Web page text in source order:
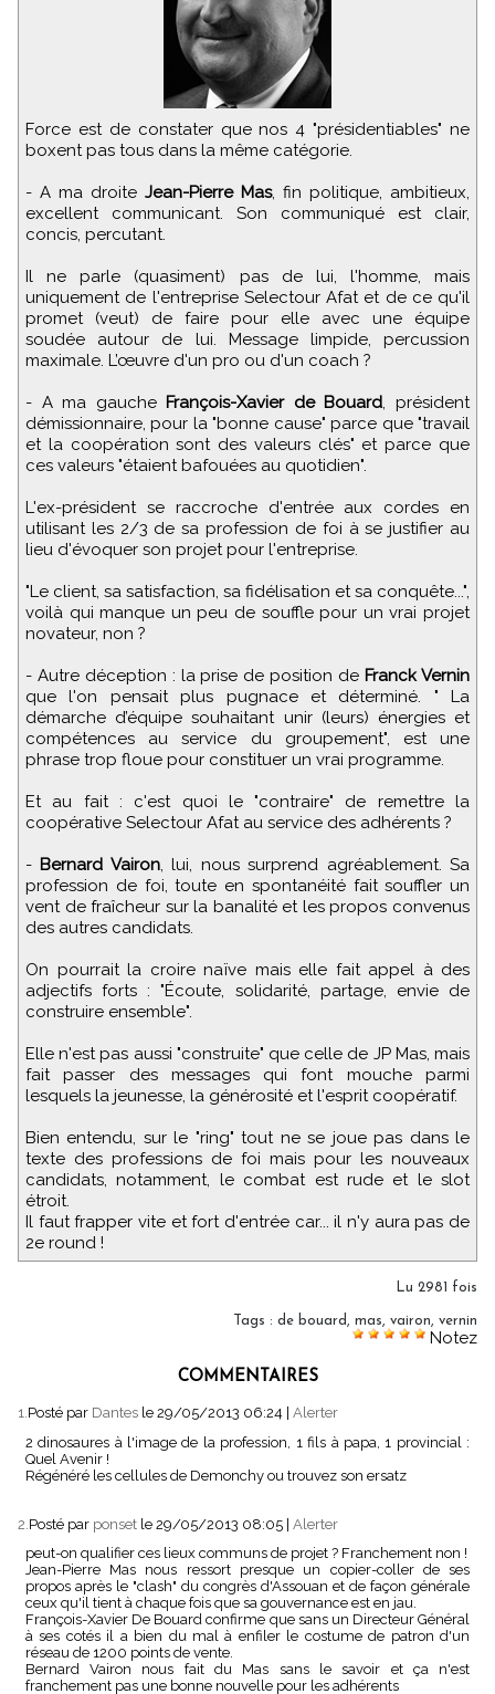
Force est de constater que nos 4 "présidentiables" ne
boxent pas tous dans la même catégorie.
- A ma droite Jean-Pierre Mas, fin politique, ambitieux,
excellent communicant. Son communiqué est clair,
concis, percutant.
Il ne parle (quasiment) pas de lui, l'homme, mais
uniquement de l'entreprise Selectour Afat et de ce qu'il
promet (veut) de faire pour elle avec une équipe
soudée autour de lui. Message limpide, percussion
maximale. L’œuvre d'un pro ou d'un coach ?
- A ma gaucheFrançois-Xavier de Bouard, président
démissionnaire, pour la "bonne cause" parce que "travail
et la coopération sont des valeurs clés" et parce que
ces valeurs "étaient bafouées au quotidien".
L'ex-président se raccroche d'entrée aux cordes en
utilisant les 2/3 de sa profession de foi à se justifier au
lieu d'évoquer son projet pour l'entreprise.
"Le client, sa satisfaction, sa fidélisation et sa conquête...",
voilà qui manque un peu de souffle pour un vrai projet
novateur, non ?
- Autre déception : la prise de position de Franck Vernin
que l'on pensait plus pugnace et déterminé. " La
démarche d’équipe souhaitant unir (leurs) énergies et
compétences au service du groupement", est une
phrase trop floue pour constituer un vrai programme.
Et au fait : c'est quoi le "contraire" de remettre la
coopérative Selectour Afat au service des adhérents ?
- Bernard Vairon, lui, nous surprend agréablement. Sa
profession de foi, toute en spontanéité fait souffler un
vent de fraîcheur sur la banalité et les propos convenus
des autres candidats.
On pourrait la croire naïve mais elle fait appel à des
adjectifs forts : "Écoute, solidarité, partage, envie de
construire ensemble".
Elle n'est pas aussi "construite" que celle de JP Mas, mais
fait passer des messages qui font mouche parmi
lesquels la jeunesse, la générosité et l'esprit coopératif.
Bien entendu, sur le "ring" tout ne se joue pas dans le
texte des professions de foi mais pour les nouveaux
candidats, notamment, le combat est rude et le slot
étroit.
Il faut frapper vite et fort d'entrée car... il n'y aura pas de
2e round !
Lu 2981 fois
Tags : de bouard, mas, vairon, vernin
Notez
COMMENTAIRES
1.Posté par Dantes le 29/05/2013 06:24
Alerter
2 dinosaures à l'image de la profession, 1 fils à papa, 1 provincial :
Quel Avenir !
Régénéré les cellules de Demonchy ou trouvez son ersatz
2. Posté par ponset le 29/05/2013 08:05 | Alerter
peut-on qualifier ces lieux communs de projet ? Franchement non !
Jean-Pierre Mas nous ressort presque un copier-coller de ses
propos après le "clash" du congrès d'Assouan et de façon générale
ceux qu'il tient à chaque fois que sa gouvernance est en jau.
François-Xavier De Bouard confirme que sans un Directeur Général
à ses cotés il a bien du mal à enfiler le costume de patron d'un
réseau de 1200 points de vente.
Bernard Vairon nous fait du Mas sans le savoir et ça n'est
franchement pas une bonne nouvelle pour les adhérents